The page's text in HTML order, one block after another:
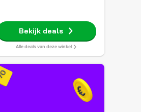
Bekijk deals
Alle deals van deze winkel